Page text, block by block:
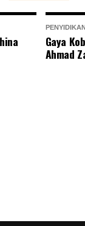
Gaya
Ahmad